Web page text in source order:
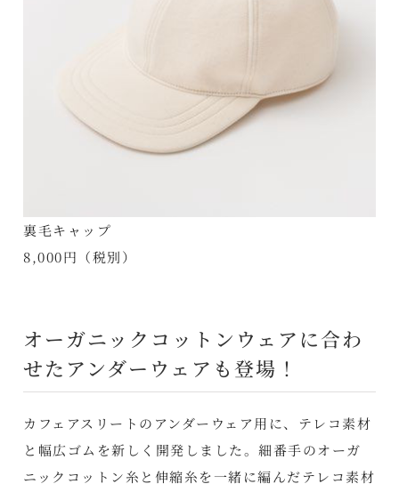
裏毛キャップ
8,000円（税別）
オーガニックコットンウェアに合わ
せたアンダーウェアも登場！
カフェアスリートのアンダーウェア用に、テレコ素材
と幅広ゴムを新しく開発しました。細番手のオーガ
ニックコットン糸と伸縮糸を一緒に編んだテレコ素材